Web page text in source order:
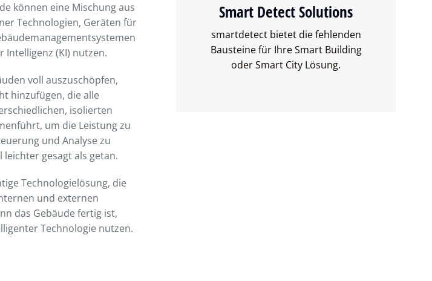
können eine Mischung aus
Technologien, Geräten für
Intelligenz (KI) nutzen.
voll auszuschöpfen,
hinzufügen, die alle
isolierten
um die Leistung zu
und Analyse zu
gesagt als getan.
Technologielösung, die
und externen
das Gebäude fertig ist,
Technologie nutzen.
Smart Detect Solutions
smartdetect bietet die fehlenden
Bausteine für Ihre Smart Building
oder Smart City Lösung.